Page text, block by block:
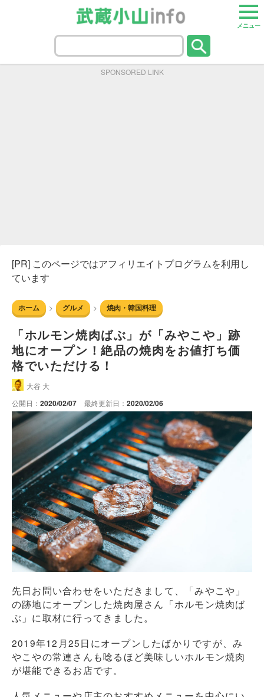
メニュー
SPONSORED LINK
[PR] このページではアフィリエイトプログラムを利用し
ています
ホーム グルメ 焼肉・韓国料理
「ホルモン焼肉ばぶ」が「みやこや」跡
地にオープン！絶品の焼肉をお値打ち価
格でいただける！
大谷 大
公開日： 2020/02/07 最終更新日： 2020/02/06
先日お問い合わせをいただきまして、「みやこや」
の跡地にオープンした焼肉屋さん「ホルモン焼肉ば
ぶ」に取材に行ってきました。
2019年12月25日にオープンしたばかりですが、み
やこやの常連さんも唸るほど美味しいホルモン焼肉
が堪能できるお店です。